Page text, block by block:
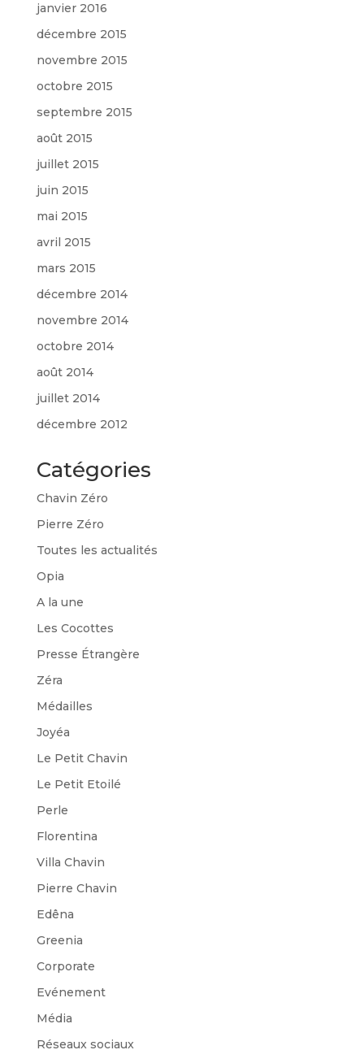
janvier 2016
décembre 2015
novembre 2015
octobre 2015
septembre 2015
août 2015
juillet 2015
juin 2015
mai 2015
avril 2015
mars 2015
décembre 2014
novembre 2014
octobre 2014
août 2014
juillet 2014
décembre 2012
Catégories
Chavin Zéro
Pierre Zéro
Toutes les actualités
Opia
A la une
Les Cocottes
Presse Étrangère
Zéra
Médailles
Joyéa
Le Petit Chavin
Le Petit Etoilé
Perle
Florentina
Villa Chavin
Pierre Chavin
Edêna
Greenia
Corporate
Evénement
Média
Réseaux sociaux